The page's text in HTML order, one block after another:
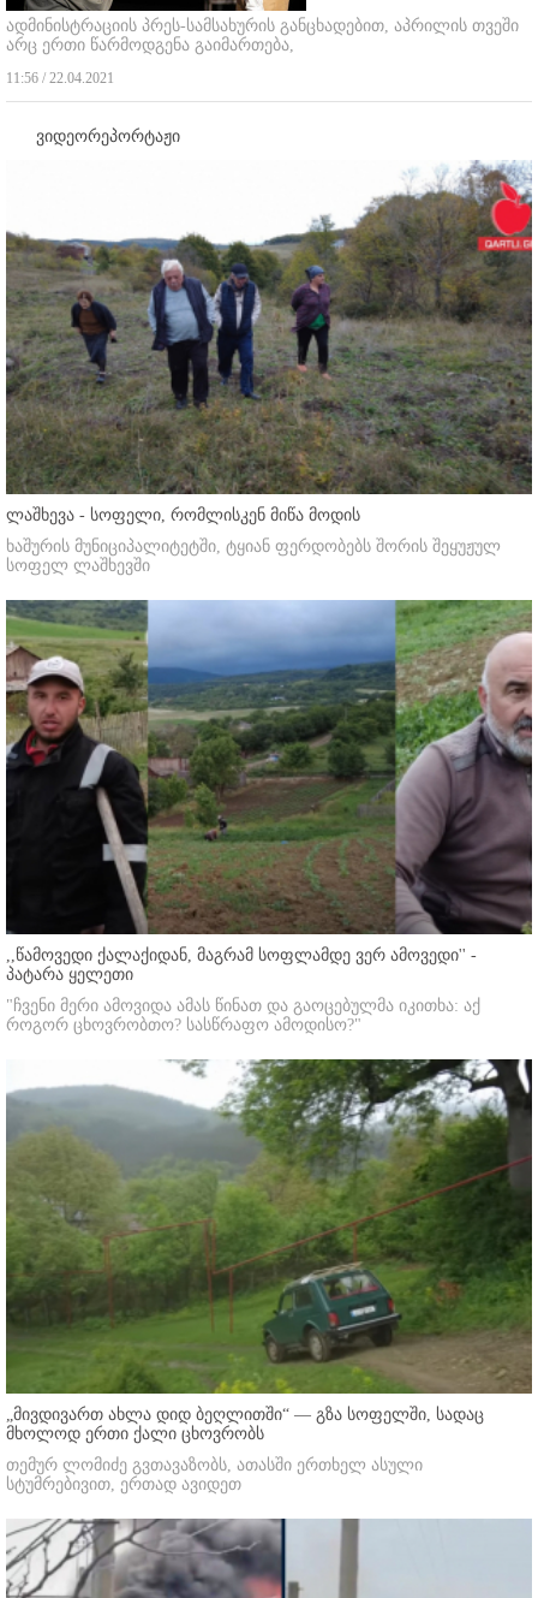
ადმინისტრაციის პრეს-სამსახურის განცხადებით, აპრილის თვეში
არც ერთი წარმოდგენა გაიმართება,
11:56 / 22.04.2021
ვიდეორეპორტაჟი
ლაშხევა - სოფელი, რომლისკენ მიწა მოდის
ხაშურის მუნიციპალიტეტში, ტყიან ფერდობებს შორის შეყუჟულ
სოფელ ლაშხევში
,,წამოვედი ქალაქიდან, მაგრამ სოფლამდე ვერ ამოვედი'' -
პატარა ყელეთი
"ჩვენი მერი ამოვიდა ამას წინათ და გაოცებულმა იკითხა: აქ
როგორ ცხოვრობთო? სასწრაფო ამოდისო?"
„მივდივართ ახლა დიდ ბეღლითში“ — გზა სოფელში, სადაც
მხოლოდ ერთი ქალი ცხოვრობს
თემურ ლომიძე გვთავაზობს, ათასში ერთხელ ასული
სტუმრებივით, ერთად ავიდეთ